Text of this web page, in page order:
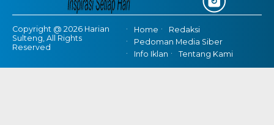
Copyright @ 2026 Harian
Sulteng, All Rights
Reserved
Home
Redaksi
Pedoman Media Siber
Info Iklan
Tentang Kami